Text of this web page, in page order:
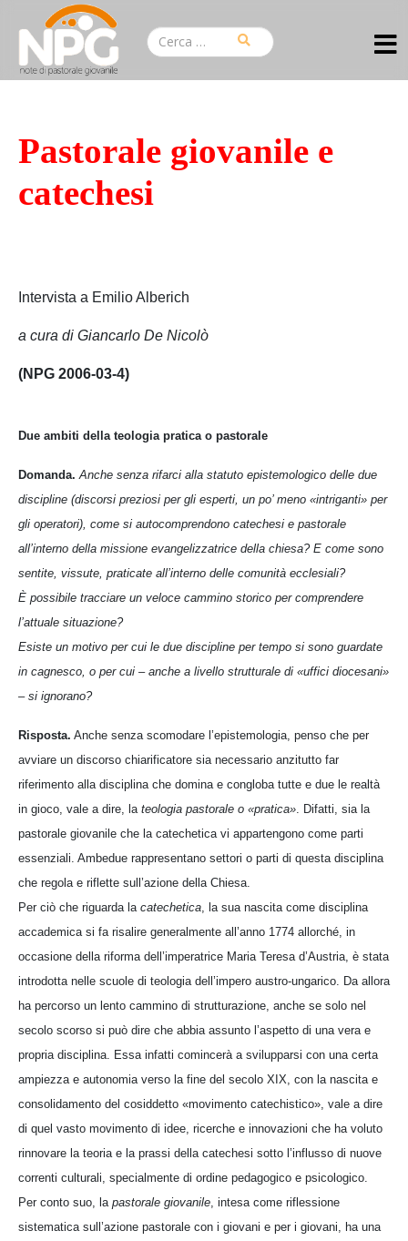
Pastorale giovanile e
catechesi
Intervista a Emilio Alberich
a cura di Giancarlo De Nicolò
(NPG 2006-03-4)
Due ambiti della teologia pratica o pastorale
Domanda. Anche senza rifarci alla statuto epistemologico delle due
discipline (discorsi preziosi per gli esperti, un po’ meno «intriganti» per
gli operatori), come si autocomprendono catechesi e pastorale
all’interno della missione evangelizzatrice della chiesa? E come sono
sentite, vissute, praticate all’interno delle comunità ecclesiali?
È possibile tracciare un veloce cammino storico per comprendere
l’attuale situazione?
Esiste un motivo per cui le due discipline per tempo si sono guardate
in cagnesco, o per cui – anche a livello strutturale di «uffici diocesani»
– si ignorano?
Risposta. Anche senza scomodare l’epistemologia, penso che per
avviare un discorso chiarificatore sia necessario anzitutto far
riferimento alla disciplina che domina e congloba tutte e due le realtà
in gioco, vale a dire, la teologia pastorale o «pratica» . Difatti, sia la
pastorale giovanile che la catechetica vi appartengono come parti
essenziali. Ambedue rappresentano settori o parti di questa disciplina
che regola e riflette sull’azione della Chiesa.
Per ciò che riguarda la catechetica , la sua nascita come disciplina
accademica si fa risalire generalmente all’anno 1774 allorché, in
occasione della riforma dell’imperatrice Maria Teresa d’Austria, è stata
introdotta nelle scuole di teologia dell’impero austro-ungarico. Da allora
ha percorso un lento cammino di strutturazione, anche se solo nel
secolo scorso si può dire che abbia assunto l’aspetto di una vera e
propria disciplina. Essa infatti comincerà a svilupparsi con una certa
ampiezza e autonomia verso la fine del secolo XIX, con la nascita e
consolidamento del cosiddetto «movimento catechistico», vale a dire
di quel vasto movimento di idee, ricerche e innovazioni che ha voluto
rinnovare la teoria e la prassi della catechesi sotto l’influsso di nuove
correnti culturali, specialmente di ordine pedagogico e psicologico.
Per conto suo, la pastorale giovanile , intesa come riflessione
sistematica sull’azione pastorale con i giovani e per i giovani, ha una